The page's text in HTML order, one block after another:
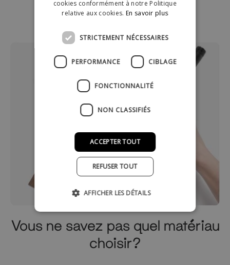
Vous ne savez pas quel matériau
choisir?
cookies conformément à notre Politique
relative aux cookies.En savoir plus
STRICTEMENT NÉCESSAIRES
PERFORMANCE CIBLAGE
FONCTIONNALITÉ
NON CLASSIFIÉS
ACCEPTER TOUT
REFUSER TOUT
AFFICHER LES DÉTAILS